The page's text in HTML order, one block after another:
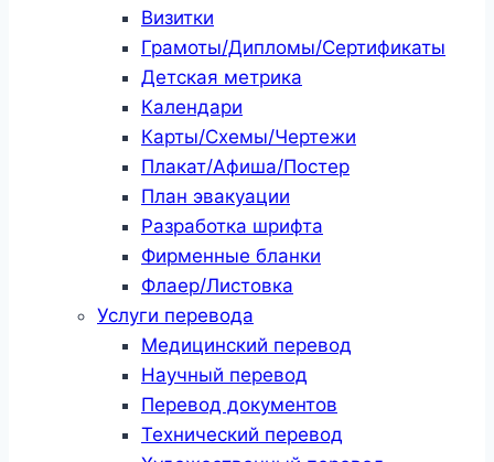
Визитки
Грамоты/Дипломы/Сертификаты
Детская метрика
Календари
Карты/Схемы/Чертежи
Плакат/Афиша/Постер
План эвакуации
Разработка шрифта
Фирменные бланки
Флаер/Листовка
Услуги перевода
Медицинский перевод
Научный перевод
Перевод документов
Технический перевод